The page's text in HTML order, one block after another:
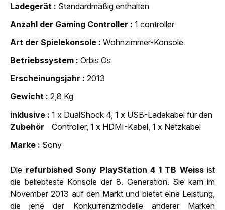
Ladegerät
Standardmäßig enthalten
Anzahl der Gaming Controller
1 controller
Art der Spielekonsole
Wohnzimmer-Konsole
Betriebssystem
Orbis Os
Erscheinungsjahr
2013
Gewicht
2,8 Kg
inklusive
Zubehör
1 x DualShock 4, 1 x USB-Ladekabel für den
Controller, 1 x HDMI-Kabel, 1 x Netzkabel
Marke
Sony
Die refurbished Sony PlayStation 4 1 TB Weissist
die beliebteste Konsole der 8. Generation. Sie kam im
November 2013 auf den Markt und bietet eine Leistung,
die jene der Konkurrenzmodelle anderer Marken